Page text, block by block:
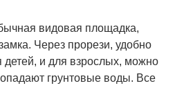
видовая площадка,
Через прорези, удобно
и для взрослых, можно
грунтовые воды. Все